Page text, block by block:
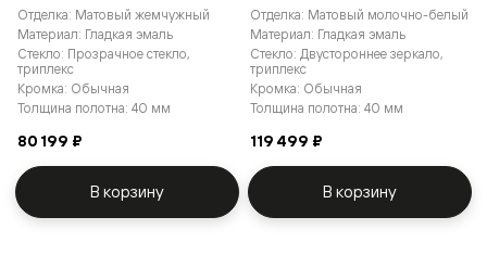
Отделка: Матовый жемчужный
Материал: Гладкая эмаль
Стекло: Прозрачное стекло,
триплекс
Кромка: Обычная
Толщина полотна: 40 мм
80 199 ₽
В корзину
Отделка: Матовый молочно-белый
Материал: Гладкая эмаль
Стекло: Двустороннее зеркало,
триплекс
Кромка: Обычная
Толщина полотна: 40 мм
119 499 ₽
В корзину